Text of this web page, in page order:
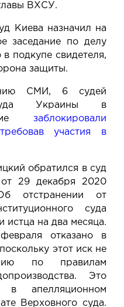
ВХСУ.
Киева назначил на
заседание по делу
подкупе свидетеля,
защиты.
СМИ, 6 судей
суда Украины в
заблокировали
участия в
обратился в суд
29 декабря 2020
отстранении от
суда
истца на два месяца.
отказано в
этот иск не
по правилам
Это
в апелляционном
Верховного суда.